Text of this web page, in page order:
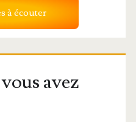
à écouter
avez